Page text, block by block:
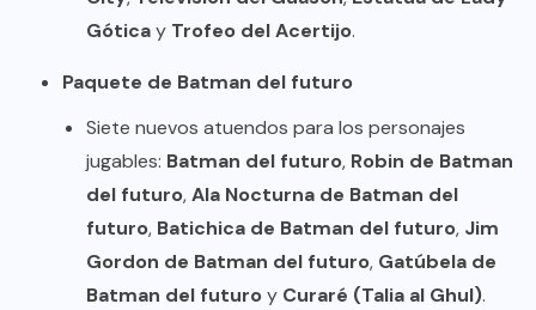
Góticay Trofeo del Acertijo.
Paquete de Batman del futuro
Siete nuevos atuendos para los personajes
jugables: Batman del futuro, Robin de Batman
del futuro,Ala Nocturna de Batman del
futuro, Batichica de Batman del futuro, Jim
Gordon de Batman del futuro, Gatúbela de
Batman del futuroy Curaré (Talia al Ghul).